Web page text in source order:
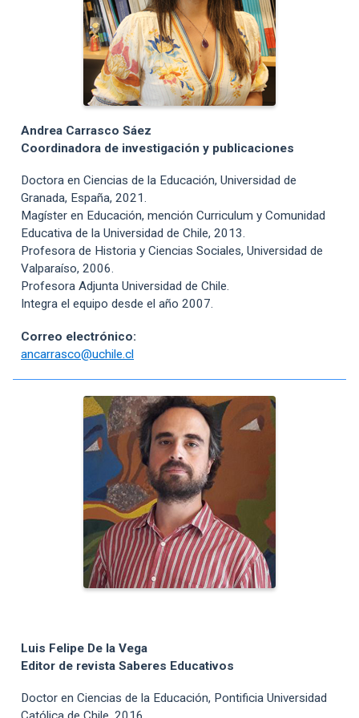
Andrea Carrasco Sáez
Coordinadora de investigación y publicaciones
Doctora en Ciencias de la Educación, Universidad de
Granada, España, 2021.
Magíster en Educación, mención Curriculum y Comunidad
Educativa de la Universidad de Chile, 2013.
Profesora de Historia y Ciencias Sociales, Universidad de
Valparaíso, 2006.
Profesora Adjunta Universidad de Chile.
Integra el equipo desde el año 2007.
Correo electrónico:
ancarrasco@uchile.cl
Luis Felipe De la Vega
Editor de revista Saberes Educativos
Doctor en Ciencias de la Educación, Pontificia Universidad